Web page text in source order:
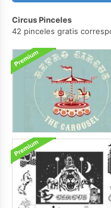
Circus Pinceles
42 pinceles gratis